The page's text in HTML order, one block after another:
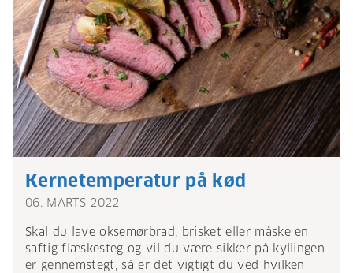
Kernetemperatur på kød
06. MARTS 2022
Skal du lave oksemørbrad, brisket eller måske en
saftig flæskesteg og vil du være sikker på kyllingen
er gennemstegt, så er det vigtigt du ved hvilken